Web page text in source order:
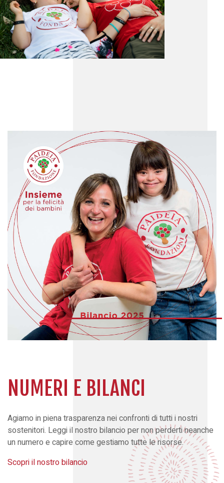
NUMERI E BILANCI
Agiamo in piena trasparenza nei confronti di tutti i nostri
sostenitori. Leggi il nostro bilancio per non perderti neanche
un numero e capire come gestiamo tutte le risorse.
Scopri il nostro bilancio